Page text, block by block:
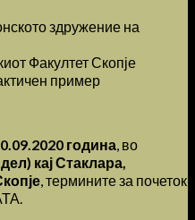
здружение на
Факултет Скопје
пример
година, во
кај Стаклара,
, термините за почеток